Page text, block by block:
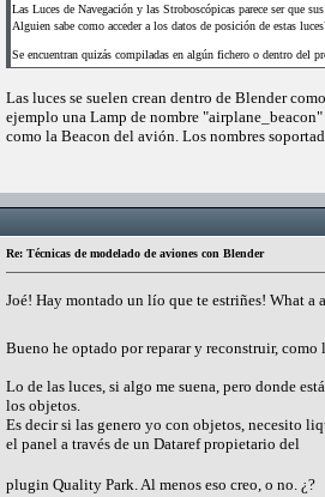
Las Luces de Navegación y las Stroboscópicas parece ser que
Alguien sabe como acceder a los datos de posición de estas
Se encuentran quizás compiladas en algún fichero o dentro del
Las luces se suelen crean dentro de Blender
ejemplo una Lamp de nombre
como la Beacon del avión. Los nombres
Re: Técnicas de modelado de aviones con Blender
Joé! Hay montado un lío que te estriñes! What a
Bueno he optado por reparar y reconstruir,
Lo de las luces, si algo me suena, pero donde
los objetos.
Es decir si las genero yo con objetos, necesito
el panel a través de un Dataref propietario del
plugin Quality Park. Al menos eso creo, o no. ¿?